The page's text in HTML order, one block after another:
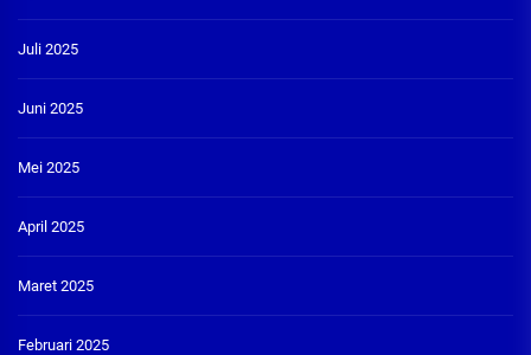
Juli 2025
Juni 2025
Mei 2025
April 2025
Maret 2025
Februari 2025